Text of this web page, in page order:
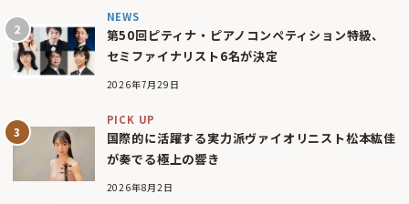
NEWS
第50回ピティナ・ピアノコンペティション特級、
セミファイナリスト6名が決定
2026年7月29日
PICK UP
国際的に活躍する実力派ヴァイオリニスト松本紘佳
が奏でる極上の響き
2026年8月2日